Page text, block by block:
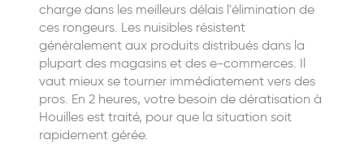
charge dans les meilleurs délais l'élimination de
ces rongeurs. Les nuisibles résistent
généralement aux produits distribués dans la
plupart des magasins et des e-commerces. Il
vaut mieux se tourner immédiatement vers des
pros. En 2 heures, votre besoin de dératisation à
Houilles est traité, pour que la situation soit
rapidement gérée.